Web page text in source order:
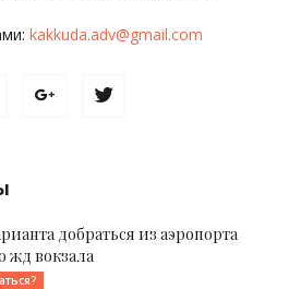
kakkuda.adv@gmail.com
добраться из аэропорта
жд вокзала